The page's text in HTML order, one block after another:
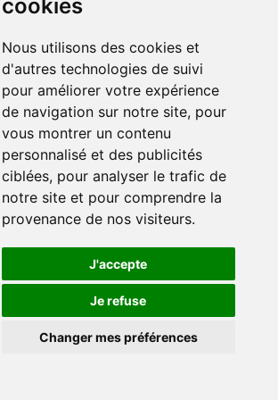
cookies
Nous utilisons des cookies et
d'autres technologies de suivi
pour améliorer votre expérience
de navigation sur notre site, pour
vous montrer un contenu
personnalisé et des publicités
ciblées, pour analyser le trafic de
notre site et pour comprendre la
provenance de nos visiteurs.
J'accepte
Je refuse
Changer mes préférences
information)